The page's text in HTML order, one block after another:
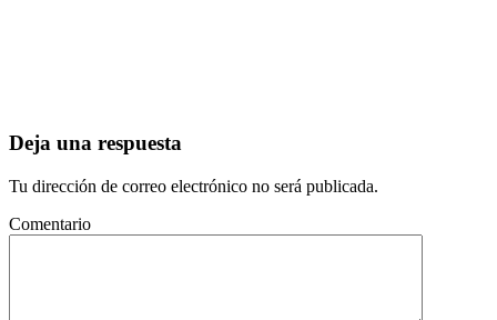
Deja una respuesta
Tu dirección de correo electrónico no será publicada.
Comentario